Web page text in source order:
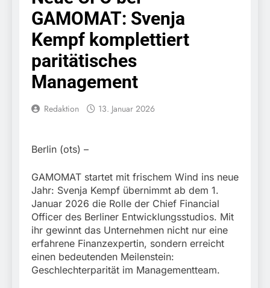
Knopfdruck / Schnelle
Festnahme nach
sexueller Belästigung
Bundespolizeidirektion
München: Bundespolizei
kontrolliert
grenzüberschreitenden
Verkehr / Waffenfund im
Fahrzeug
7. August 2026
Bundespolizeidirektion
festgenommen als die
beendet / Bundespolizei
6. August 2026
München: Ausgesetzte
Euro Sozialleistungen
Ermittlungen der
Finanzkontrolle
Schwarzarbeit führen zu
rechtskräftiger
Verurteilung wegen
Betrugs
Bundespolizeidirektion
München: Europaweit
gesuchtes Mitglied einer
kriminellen Vereinigung
geht ins Netz –
Bundespolizei vollstreckt
europäischen
Auslieferungshaftbefehl
6. August 2026
Bundespolizeidirektion
München: Update zu den
Einsatzmaßnahmen der
Bundespolizei in
Saarbrücken
5. August 2026
Bundespolizeidirektion
München:
GAMOMAT: Svenja
Kempf komplettiert
paritätisches
Management
Redaktion 13. Januar 2026
Berlin (ots) –
GAMOMAT startet mit frischem Wind ins neue
Jahr: Svenja Kempf übernimmt ab dem 1.
Januar 2026 die Rolle der Chief Financial
Officer des Berliner Entwicklungsstudios. Mit
ihr gewinnt das Unternehmen nicht nur eine
erfahrene Finanzexpertin, sondern erreicht
einen bedeutenden Meilenstein:
Geschlechterparität im Managementteam.